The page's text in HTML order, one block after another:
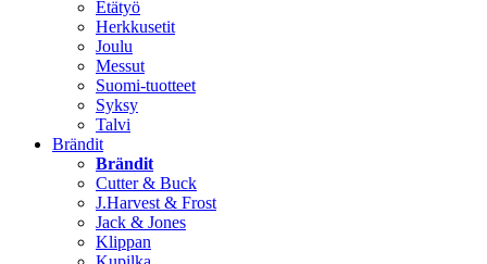
Etätyö
Herkkusetit
Joulu
Messut
Suomi-tuotteet
Syksy
Talvi
Brändit
Brändit
Cutter & Buck
J.Harvest & Frost
Jack & Jones
Klippan